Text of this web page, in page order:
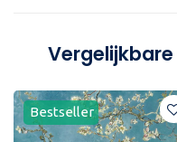
Bestseller